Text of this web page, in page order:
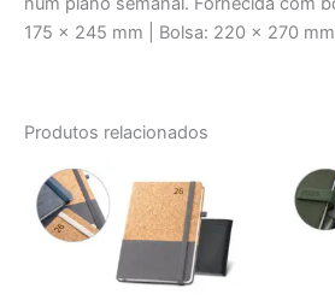
175 x 245 mm | Bolsa: 220 x 270 mm
Produtos relacionados